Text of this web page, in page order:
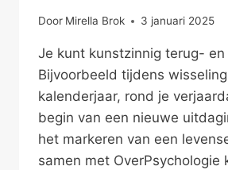
Door Mirella Brok 3 januari 2025
Je kunt kunstzinnig terug-
Bijvoorbeeld tijdens
kalenderjaar, rond je
begin van een nieuwe
het markeren van een
samen met OverPsychologie